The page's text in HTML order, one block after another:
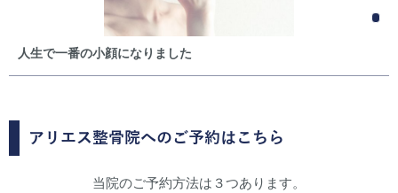
人生で一番の小顔になりました
アリエス整骨院へのご予約はこちら
当院のご予約方法は３つあります。